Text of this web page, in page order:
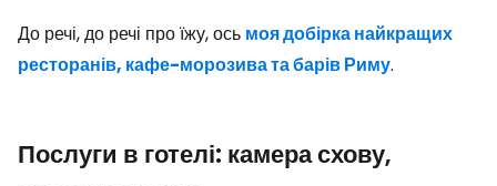
До речі, до речі про їжу, ось моя добірка найкращих
ресторанів, кафе-морозива та барів Риму.
Послуги в готелі: камера схову,